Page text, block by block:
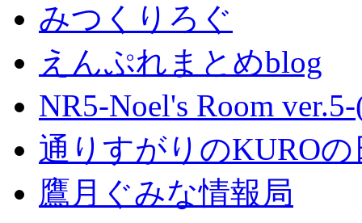
みつくりろぐ
えんぷれまとめblog
NR5-Noel's Room
通りすがりのKURO
鷹月ぐみな情報局